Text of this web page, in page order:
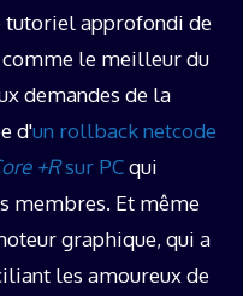
tutoriel approfondi de
le meilleur du
demandes de la
d'un rollback netcode
+Rsur PCqui
membres. Et même
graphique, qui a
les amoureux de